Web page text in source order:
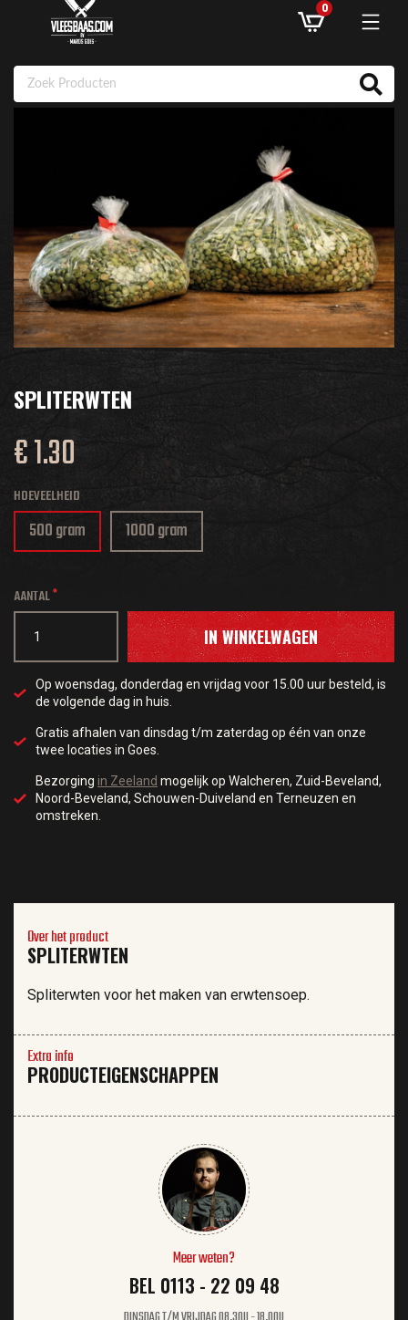
AANBIEDINGEN
RECEPTEN
KLANTENSERVICE
INLOGGEN
0
SPLITERWTEN
€ 1.30
HOEVEELHEID
500 gram 1000 gram
AANTAL
IN WINKELWAGEN
Op woensdag, donderdag en vrijdag voor 15.00 uur besteld, is
de volgende dag in huis.
Gratis afhalen van dinsdag t/m zaterdag op één van onze
twee locaties in Goes.
Bezorging in Zeeland mogelijk op Walcheren, Zuid-Beveland,
Noord-Beveland, Schouwen-Duiveland en Terneuzen en
omstreken.
Over het product
SPLITERWTEN
Spliterwten voor het maken van erwtensoep.
Extra info
PRODUCTEIGENSCHAPPEN
Meer weten?
BEL 0113 - 22 09 48